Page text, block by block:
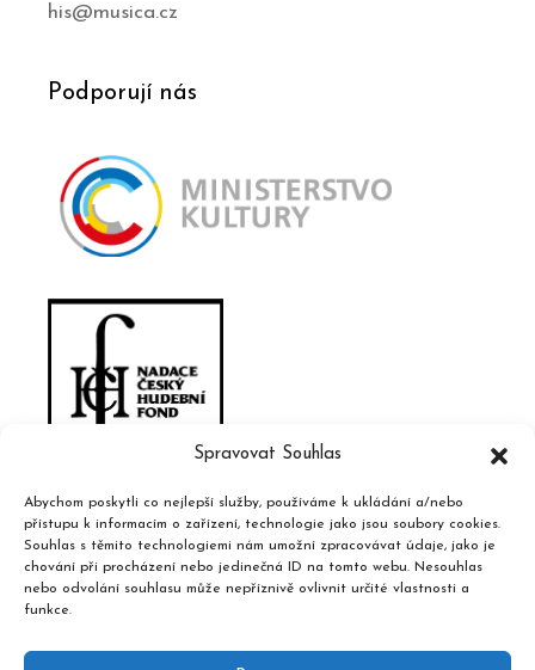
Spravovat Souhlas
Abychom poskytli co nejlepší služby, používáme k ukládání a/nebo
přístupu k informacím o zařízení, technologie jako jsou soubory cookies.
Souhlas s těmito technologiemi nám umožní zpracovávat údaje, jako je
chování při procházení nebo jedinečná ID na tomto webu. Nesouhlas
nebo odvolání souhlasu může nepříznivě ovlivnit určité vlastnosti a
funkce.
his@musica.cz
Podporují nás